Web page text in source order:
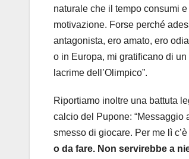
naturale che il tempo consumi
motivazione. Forse perché
antagonista, ero amato, ero
o in Europa, mi gratificano di
lacrime dell’Olimpico”.
Riportiamo inoltre una battuta
calcio del Pupone: “Messaggio
smesso di giocare. Per me lì
o da fare. Non servirebbe a